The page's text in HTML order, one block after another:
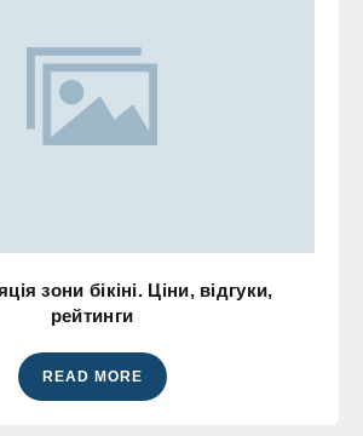
зони бікіні. Ціни, відгуки,
рейтинги
READ MORE